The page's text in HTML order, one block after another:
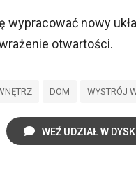
wypracować nowy
otwartości.
DOM WYSTRÓJ
WEŹ UDZIAŁ W